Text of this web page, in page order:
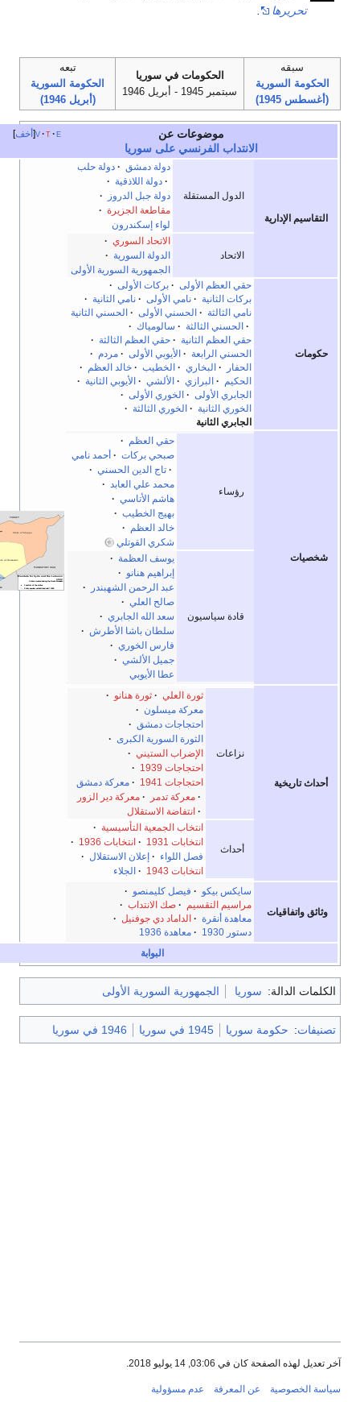
تحريرها
السورية
1945)
الحكومات في سوريا
سبتمبر 1945 - أبريل 1946
الحكومة السورية
أخف
موضوعات عن
الانتداب الفرنسي على سوريا
الإدارية
الدول المستقلة
دولة دمشق · دولة حلب
دولة اللاذقية ·
دولة جبل الدروز ·
مقاطعة الجزيرة ·
لواء إسكندرون
الاتحاد السوري
·
الدولة السورية ·
الجمهورية السورية الأولى
حقي العظم الأولى · بركات الأولى ·
بركات الثانية · نامي الأولى · نامي الثانية
·
نامي الثالثة · الحسني الأولى · الحسني الثانية
الحسني الثالثة · سالومياك ·
حقي العظم الثانية · حقي العظم الثالثة ·
الحسني الرابعة · الأيوبي الأولى · مردم
البخاري · الخطيب · خالد العظم
· البرازي · الألشي · الأيوبي الثانية
·
الجابري الأولى · الخوري الأولى ·
الخوري الثانية · الخوري الثالثة
·
الجابري الثانية
حقي العظم ·
صبحي بركات · أحمد نامي
تاج الدين الحسني ·
محمد علي العابد ·
هاشم الأتاسي ·
بهيج الخطيب
·
خالد العظم
شكري القوتلي
قادة سياسيون
يوسف العظمة
·
إبراهيم هنانو ·
عبد الرحمن الشهبندر ·
صالح العلي ·
سعد الله الجابري ·
سلطان باشا الأطرش ·
فارس الخوري ·
جميل الألشي
·
عطا الأيوبي
تاريخية
ثورة العلي · ثورة هنانو
·
معركة ميسلون ·
احتجاجات دمشق ·
الثورة السورية الكبرى ·
الإضراب الستيني ·
احتجاجات 1939
·
احتجاجات 1941
· معركة دمشق
معركة تدمر · معركة دير الزور
انتفاضة الاستقلال
انتخاب الجمعية التأسيسية ·
انتخابات 1931
· انتخابات 1936
·
فصل اللواء · إعلان الاستقلال ·
انتخابات 1943
· الجلاء
واتفاقيات
سايكس بيكو · فيصل كليمنصو
·
مراسيم التقسيم
· صك الانتداب ·
معاهدة أنقرة · الداماد دي جوفنيل ·
· معاهدة 1936
الدالة: سوريا الجمهورية السورية الأولى
: حكومة سوريا 1945 في سوريا 1946 في سوريا
لهذه الصفحة كان في 03:06, 14 يوليو 2018.
الخصوصية عن المعرفة عدم مسؤولية